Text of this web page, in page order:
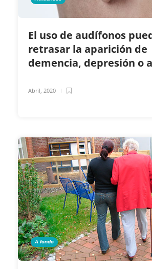
El uso de audífonos
retrasar la aparición de
demencia, depresión o
Abril, 2020
A fondo